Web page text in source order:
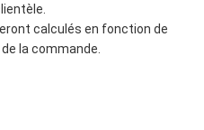
calculés en fonction de
la commande.